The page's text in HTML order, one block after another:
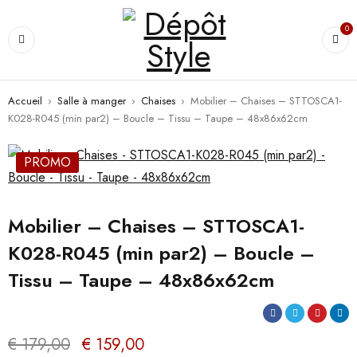
0
Accueil › Salle à manger › Chaises › Mobilier – Chaises – STTOSCA1-
K028-R045 (min par2) – Boucle – Tissu – Taupe – 48x86x62cm
PROMO
Mobilier – Chaises – STTOSCA1-
K028-R045 (min par2) – Boucle –
Tissu – Taupe – 48x86x62cm
€179,00 € 159,00